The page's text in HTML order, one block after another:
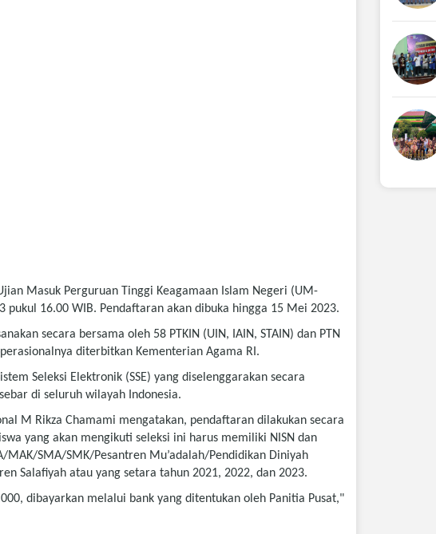
Masuk Perguruan Tinggi Keagamaan Islam Negeri (UM-
pukul 16.00 WIB. Pendaftaran akan dibuka hingga 15 Mei 2023.
secara bersama oleh 58 PTKIN (UIN, IAIN, STAIN) dan PTN
diterbitkan Kementerian Agama RI.
Seleksi Elektronik (SSE) yang diselenggarakan secara
di seluruh wilayah Indonesia.
M Rikza Chamami mengatakan, pendaftaran dilakukan secara
yang akan mengikuti seleksi ini harus memiliki NISN dan
SMA/SMK/Pesantren Mu’adalah/Pendidikan Diniyah
Salafiyah atau yang setara tahun 2021, 2022, dan 2023.
dibayarkan melalui bank yang ditentukan oleh Panitia Pusat,"